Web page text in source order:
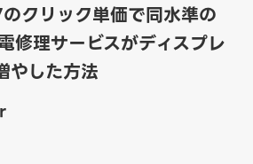
クリック単価で同水準の
修理サービスがディスプレ
やした方法